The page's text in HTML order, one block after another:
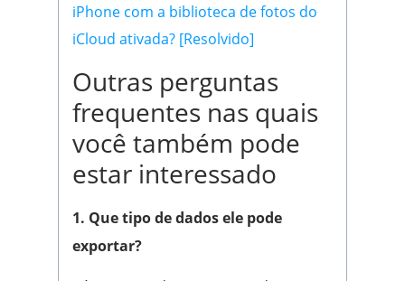
iPhone com a biblioteca de fotos do
iCloud ativada? [Resolvido]
Outras perguntas
frequentes nas quais
você também pode
estar interessado
1. Que tipo de dados ele pode
exportar?